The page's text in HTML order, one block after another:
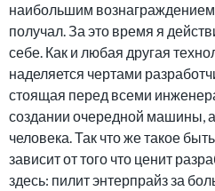
наибольшим вознаграждением
получал. За это время я
себе. Как и любая другая
наделяется чертами
стоящая перед всеми
создании очередной машины,
человека. Так что же такое
зависит от того что ценит
здесь: пилит энтерпрайз за